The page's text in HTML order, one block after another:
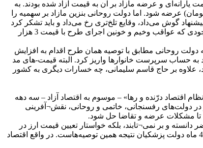
و عرضه مازاد بر آن به قیمت آزاد شده بودند. به
این بوده که مثلاً 60 لیتر بنزین سهمیه‌ای به قیمت 1500 تومان و مازاد بر آن به قیمت آزاد (نرخ آن روز بیش از 5 هزار تومان) عرضه شود. اما دولت روحانی بنزین مازاد بر سهمیه را
گوش می‌داد، وقایع تلخ‌تری رخ می‌داد و باید تشکر کرد
که حسن روحانی در آن مقطع، به نظریات طراحان چارچوب اصلاحات ساختاری بودجه به طور کامل گوش نداد. اکنون طراح اصلی آن طرح، با وجودی که عواقب وخیم و خونین اجرای طرح با قیمت 3 هزار
روحانی مطابق با توصیه همان طرح اقدام به افزایش
برای پوشش نیازهای معیشتی افراد به حساب سرپرست خانوارها واریز کرد. البته قیمت-های مد
بر حاج قاسم سلیمانی، چه خسارات دیگری به کشور
از اقتصاددانان حامیِ «نظام اقتصاد درّنده و رها» – موسوم به اقتصاد آزاد – سه دهه
در دولت‌های رفسنجانی، خاتمی و روحانی، نقش¬آفرینی
تا مشکلات عرضه و تقاضا حل شود.
و بر نمی¬تابند، بلکه خواستار تعیین قیمت ارز در
بازار انحصاری توسط ابر سرمایه داران و گردن کلفت ها هستند که اکنون آن را «بازار توافقی» می‌نامند. فاجعه افزایش 40 درصدی قیمت دلار در 4 ماه دولت پزشکیان نتیجه همین توصیه‌هاست. در واقع اقتصاد